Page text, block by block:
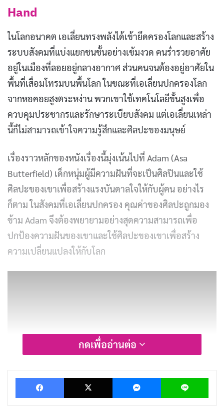
Hand
ในโลกอนาคต เอเลี่ยนทรงพลังได้เข้ายึดครองโลกและสร้าง
ระบบสังคมที่แบ่งแยกชนชั้นอย่างเข้มงวด คนร่ำรวยอาศัย
อยู่ในเมืองที่ลอยอยู่กลางอากาศ ส่วนคนจนต้องอยู่อาศัยใน
พื้นที่เสื่อมโทรมบนพื้นโลก ในขณะที่เอเลี่ยนปกครองโลก
จากหอคอยสูงตระหง่าน พวกเขาใช้เทคโนโลยีขั้นสูงเพื่อ
ควบคุมประชากรและรักษาระเบียบสังคม แต่เอเลี่ยนเหล่า
นี้ก็ไม่สามารถเข้าใจความรู้สึกและศิลปะของมนุษย์
เรื่องราวหลักของหนังเรื่องนี้มุ่งเน้นไปที่ Adam (Asa
Butterfield) เด็กหนุ่มผู้มีความฝันที่จะเป็นศิลปินและใช้
ศิลปะของเขาเพื่อสร้างแรงบันดาลใจให้กับผู้คน อย่างไร
ก็ตาม ในสังคมที่เอเลี่ยนปกครอง คุณค่าของศิลปะถูกมอง
ข้าม Adam จึงต้องพยายามอย่างสุดความสามารถเพื่อ
ปกป้องความฝันของเขาและใช้ศิลปะของเขาเพื่อสร้าง
ความเปลี่ยนแปลงให้กับโลก
กดเพื่ออ่านต่อ
Facebook X Messenger Line